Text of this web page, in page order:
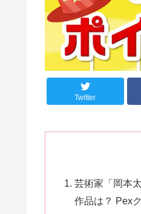
Twitter
芸術家「岡本
作品は？ Pex